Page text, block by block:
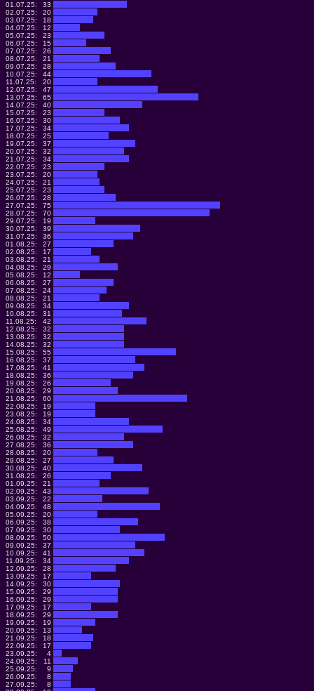
01.07.25:
33
02.07.25:
20
03.07.25:
18
04.07.25:
12
05.07.25:
23
06.07.25:
15
07.07.25:
26
08.07.25:
21
09.07.25:
28
10.07.25:
44
11.07.25:
20
12.07.25:
47
13.07.25:
65
14.07.25:
40
15.07.25:
23
16.07.25:
30
17.07.25:
34
18.07.25:
25
19.07.25:
37
20.07.25:
32
21.07.25:
34
22.07.25:
23
23.07.25:
20
24.07.25:
21
25.07.25:
23
26.07.25:
28
27.07.25:
75
28.07.25:
70
29.07.25:
19
30.07.25:
39
31.07.25:
36
01.08.25:
27
02.08.25:
17
03.08.25:
21
04.08.25:
29
05.08.25:
12
06.08.25:
27
07.08.25:
24
08.08.25:
21
09.08.25:
34
10.08.25:
31
11.08.25:
42
12.08.25:
32
13.08.25:
32
14.08.25:
32
15.08.25:
55
16.08.25:
37
17.08.25:
41
18.08.25:
36
19.08.25:
26
20.08.25:
29
21.08.25:
60
22.08.25:
19
23.08.25:
19
24.08.25:
34
25.08.25:
49
26.08.25:
32
27.08.25:
36
28.08.25:
20
29.08.25:
27
30.08.25:
40
31.08.25:
26
01.09.25:
21
02.09.25:
43
03.09.25:
22
04.09.25:
48
05.09.25:
20
06.09.25:
38
07.09.25:
30
08.09.25:
50
09.09.25:
37
10.09.25:
41
11.09.25:
34
12.09.25:
28
13.09.25:
17
14.09.25:
30
15.09.25:
29
16.09.25:
29
17.09.25:
17
18.09.25:
29
19.09.25:
19
20.09.25:
13
21.09.25:
18
22.09.25:
17
23.09.25:
4
24.09.25:
11
25.09.25:
9
26.09.25:
8
27.09.25:
8